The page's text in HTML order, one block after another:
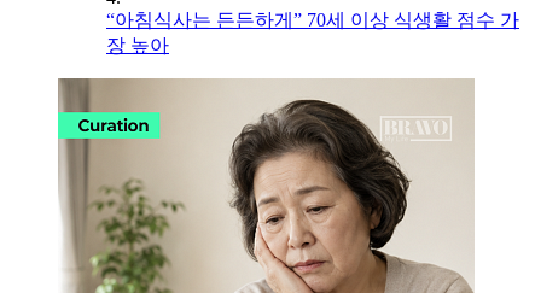
“아침식사는 든든하게” 70세 이상 식생활 점수 가
장 높아